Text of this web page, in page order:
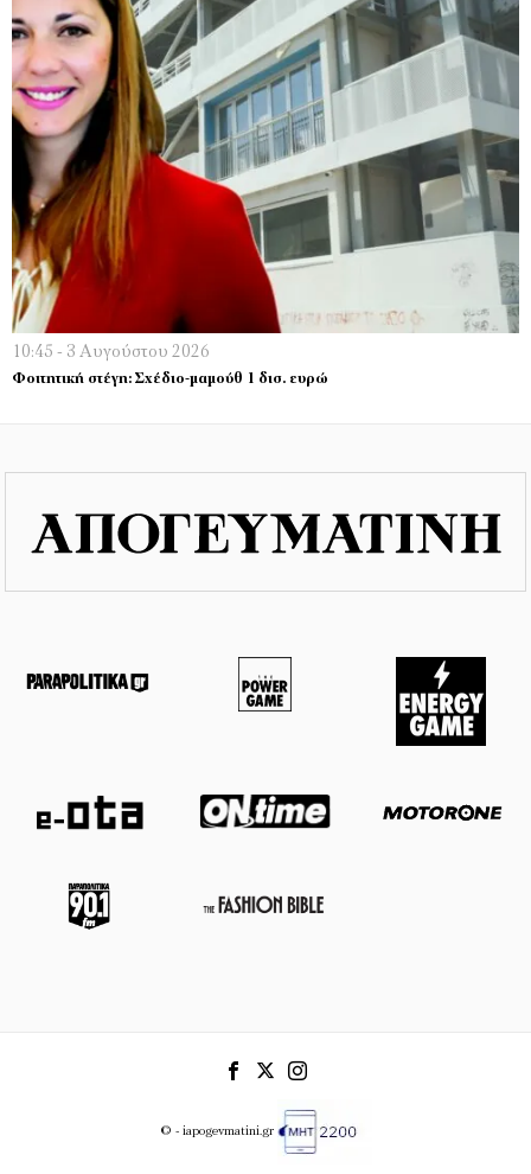
10:45 - 3 Αυγούστου 2026
Φοιτητική στέγη: Σχέδιο-μαμούθ 1 δισ. ευρώ
© - iapogevmatini.gr